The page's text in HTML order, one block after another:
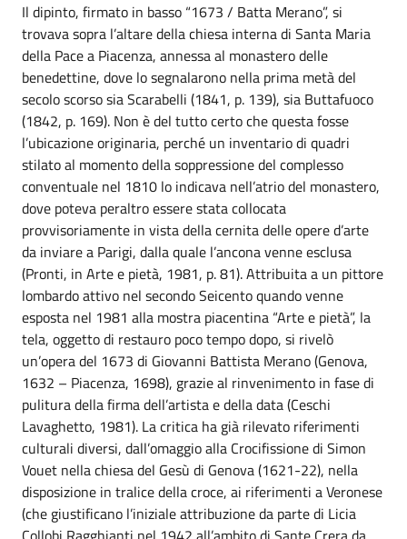
Il dipinto, firmato in basso “1673 / Batta Merano”, si
trovava sopra l’altare della chiesa interna di Santa Maria
della Pace a Piacenza, annessa al monastero delle
benedettine, dove lo segnalarono nella prima metà del
secolo scorso sia Scarabelli (1841, p. 139), sia Buttafuoco
(1842, p. 169). Non è del tutto certo che questa fosse
l’ubicazione originaria, perché un inventario di quadri
stilato al momento della soppressione del complesso
conventuale nel 1810 lo indicava nell’atrio del monastero,
dove poteva peraltro essere stata collocata
provvisoriamente in vista della cernita delle opere d’arte
da inviare a Parigi, dalla quale l’ancona venne esclusa
(Pronti, in Arte e pietà, 1981, p. 81). Attribuita a un pittore
lombardo attivo nel secondo Seicento quando venne
esposta nel 1981 alla mostra piacentina “Arte e pietà”, la
tela, oggetto di restauro poco tempo dopo, si rivelò
un’opera del 1673 di Giovanni Battista Merano (Genova,
1632 – Piacenza, 1698), grazie al rinvenimento in fase di
pulitura della firma dell’artista e della data (Ceschi
Lavaghetto, 1981). La critica ha già rilevato riferimenti
culturali diversi, dall’omaggio alla Crocifissione di Simon
Vouet nella chiesa del Gesù di Genova (1621-22), nella
disposizione in tralice della croce, ai riferimenti a Veronese
(che giustificano l’iniziale attribuzione da parte di Licia